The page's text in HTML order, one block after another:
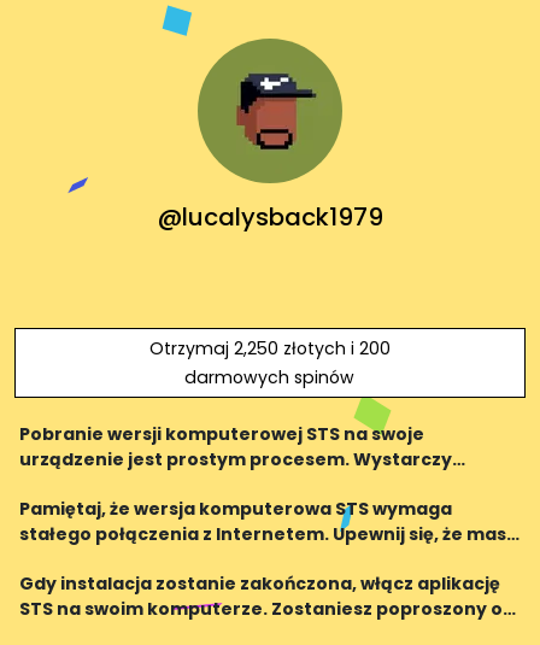
@lucalysback1979
Otrzymaj 2,250 złotych i 200
darmowych spinów
Pobranie wersji komputerowej STS na swoje
urządzenie jest prostym procesem. Wystarczy
postępować zgodnie z instrukcjami. Teraz, gdy wiesz
jak to zro
Pamiętaj, że wersja komputerowa STS wymaga
stałego połączenia z Internetem. Upewnij się, że masz
przeszkód.
Gdy instalacja zostanie zakończona, włącz aplikację
STS na swoim komputerze. Zostaniesz poproszony o